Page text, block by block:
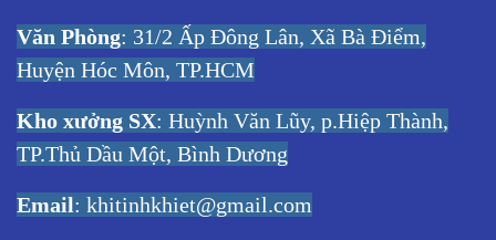
Văn Phòng: 31/2 Ấp Đông Lân, Xã Bà Điểm,
Huyện Hóc Môn, TP.HCM
Kho xưởng SX: Huỳnh Văn Lũy, p.Hiệp Thành,
TP.Thủ Dầu Một, Bình Dương
Email: khitinhkhiet@gmail.com